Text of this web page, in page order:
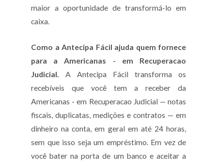
maior a oportunidade de transformá-lo em
caixa.
Como a Antecipa Fácil ajuda quem fornece
para a Americanas - em Recuperacao
Judicial. A Antecipa Fácil transforma os
recebíveis que você tem a receber da
Americanas - em Recuperacao Judicial — notas
fiscais, duplicatas, medições e contratos — em
dinheiro na conta, em geral em até 24 horas,
sem que isso seja um empréstimo. Em vez de
você bater na porta de um banco e aceitar a